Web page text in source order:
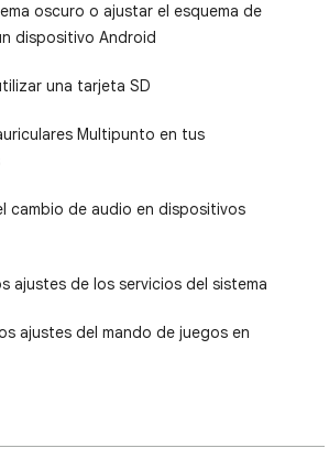
oscuro o ajustar el esquema de
dispositivo Android
una tarjeta SD
Multipunto en tus
cambio de audio en dispositivos
ajustes de los servicios del sistema
ajustes del mando de juegos en